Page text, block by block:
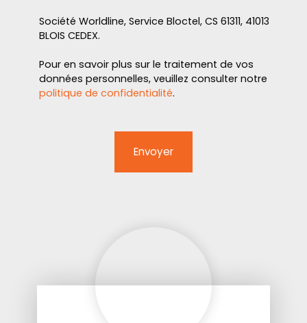
Société Worldline, Service Bloctel, CS 61311, 41013
BLOIS CEDEX.
Pour en savoir plus sur le traitement de vos
données personnelles, veuillez consulter notre
politique de confidentialité.
Envoyer